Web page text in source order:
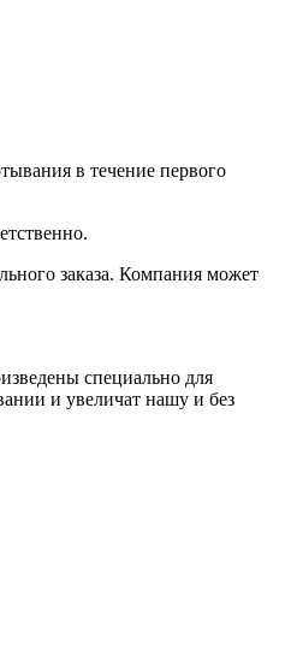
в течение первого
заказа. Компания может
специально для
и увеличат нашу и без